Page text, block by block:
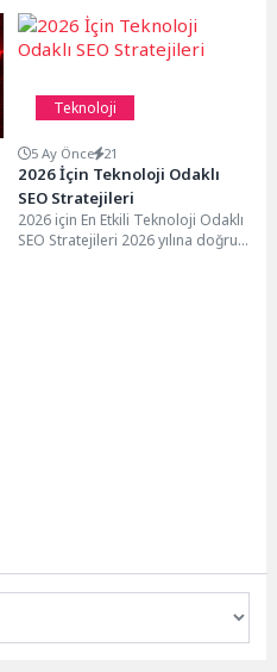
Teknoloji
5 Ay Önce 21
2026 İçin Teknoloji Odaklı
SEO Stratejileri
2026 için En Etkili Teknoloji Odaklı
SEO Stratejileri 2026 yılına doğru